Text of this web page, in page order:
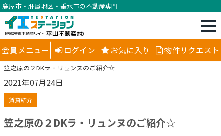
鹿屋市・肝属地区・垂水市の不動産専門
会員メニュー ログイン お気に入り 物件リクエスト
笠之原の２DKラ・リュンヌのご紹介☆
2021年07月24日
賃貸紹介
笠之原の２DKラ・リュンヌのご紹介☆